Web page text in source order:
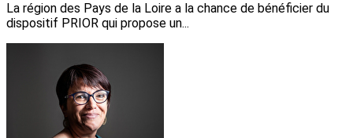
La région des Pays de la Loire a la chance de bénéficier du
dispositif PRIOR qui propose un...